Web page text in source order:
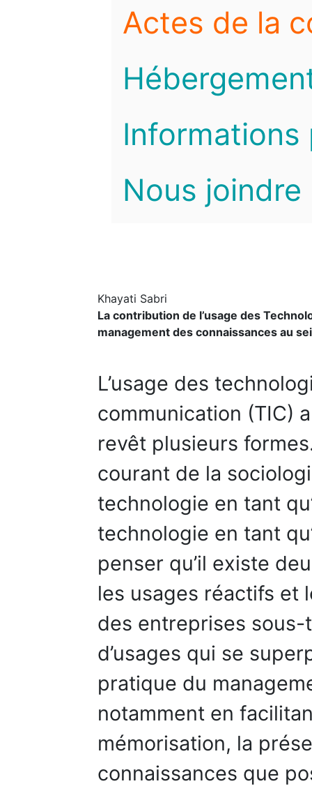
Actes de la
Informations
Nous joindre
Khayati Sabri
La contribution de l’usage des
management des connaissances au
L’usage des
communication (TIC)
revêt plusieurs
courant de la
technologie en tant
technologie en tant
penser qu’il existe
les usages réactifs et
des entreprises
d’usages qui se
pratique du
notamment en
mémorisation, la
connaissances que